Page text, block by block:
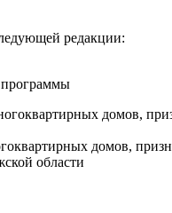
редакции:
программы
домов,
домов,
области